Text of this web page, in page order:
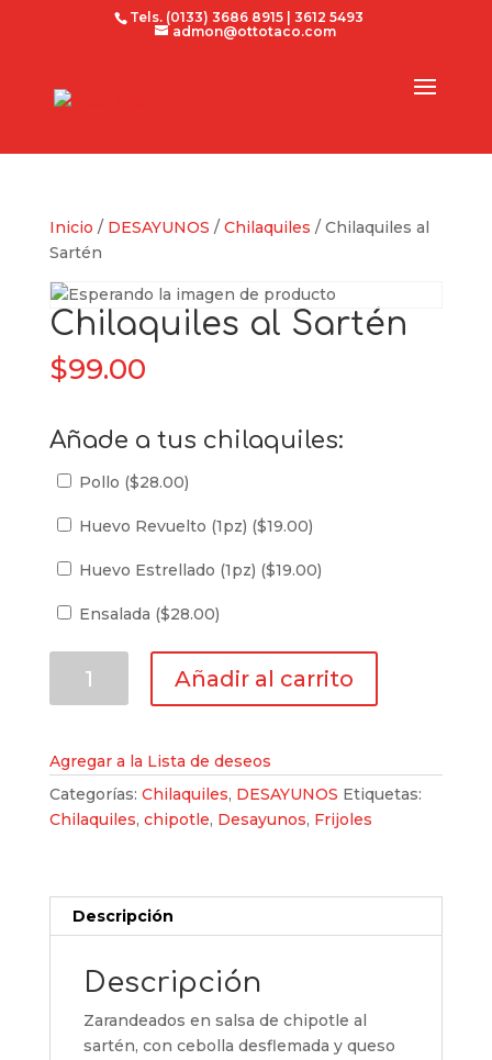
Tels. (0133) 3686 8915 | 3612 5493
admon@ottotaco.com
Inicio / DESAYUNOS / Chilaquiles / Chilaquiles al
Sartén
Chilaquiles al Sartén
$99.00
Añade a tus chilaquiles:
Pollo ($28.00)
Huevo Revuelto (1pz) ($19.00)
Huevo Estrellado (1pz) ($19.00)
Ensalada ($28.00)
Añadir al carrito
Agregar a la Lista de deseos
Categorías: Chilaquiles, DESAYUNOS Etiquetas:
Chilaquiles, chipotle, Desayunos, Frijoles
Descripción
Descripción
Zarandeados en salsa de chipotle al
sartén, con cebolla desflemada y queso